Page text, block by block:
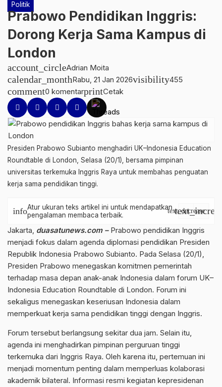
Politik
Prabowo Pendidikan Inggris:
Dorong Kerja Sama Kampus di
London
account_circleAdrian Moita
calendar_monthRabu, 21 Jan 2026visibility455
comment0 komentarprintCetak
Presiden Prabowo Subianto menghadiri UK–Indonesia Education
Roundtable di London, Selasa (20/1), bersama pimpinan
universitas terkemuka Inggris Raya untuk membahas penguatan
kerja sama pendidikan tinggi.
infoAtur ukuran teks artikel ini untuk mendapatkan
pengalaman membaca terbaik.
text_decrease
Jakarta, duasatunews.com –Prabowo pendidikan Inggris
menjadi fokus dalam agenda diplomasi pendidikan Presiden
Republik Indonesia Prabowo Subianto. Pada Selasa (20/1),
Presiden Prabowo menegaskan komitmen pemerintah
terhadap masa depan anak-anak Indonesia dalam forum UK–
Indonesia Education Roundtable di London. Forum ini
sekaligus menegaskan keseriusan Indonesia dalam
memperkuat kerja sama pendidikan tinggi dengan Inggris.
Forum tersebut berlangsung sekitar dua jam. Selain itu,
agenda ini menghadirkan pimpinan perguruan tinggi
terkemuka dari Inggris Raya. Oleh karena itu, pertemuan ini
menjadi momentum penting dalam memperluas kolaborasi
akademik bilateral. Informasi resmi kegiatan kepresidenan